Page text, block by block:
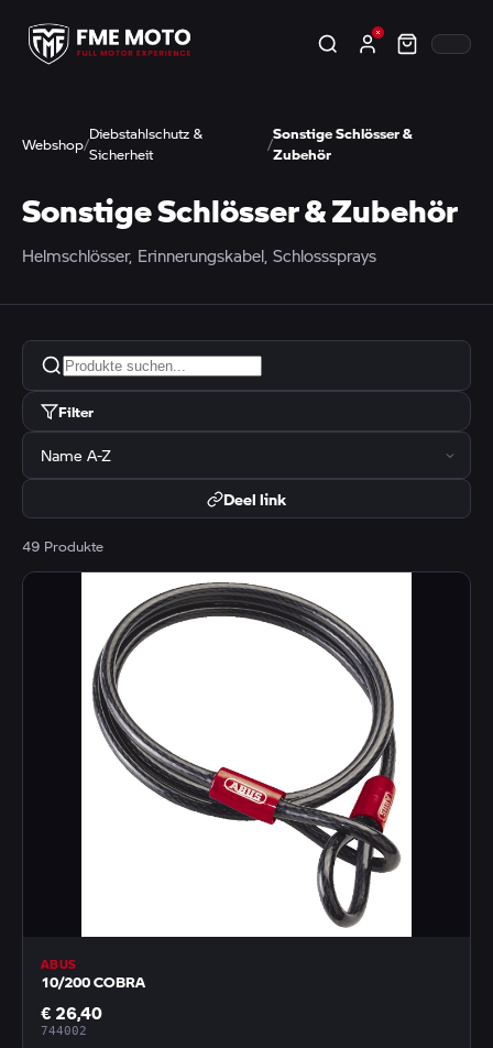
Webshop/
Diebstahlschutz &
Sicherheit
/
Sonstige Schlösser &
Zubehör
Sonstige Schlösser & Zubehör
Helmschlösser, Erinnerungskabel, Schlosssprays
Filter
Deel link
49 Produkte
ABUS
10/200 COBRA
€ 26,40
744002